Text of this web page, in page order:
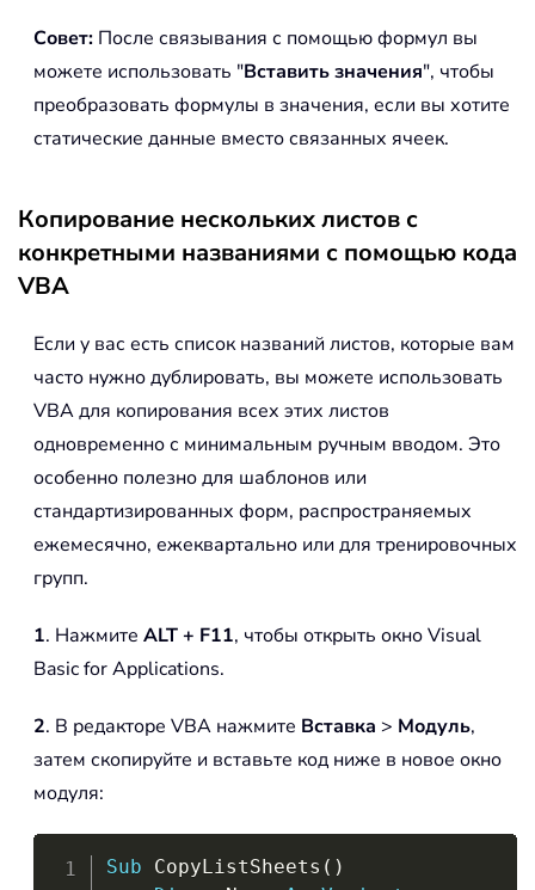
Совет: После связывания с помощью формул вы
можете использовать "Вставить значения", чтобы
преобразовать формулы в значения, если вы хотите
статические данные вместо связанных ячеек.
Копирование нескольких листов с
конкретными названиями с помощью кода
VBA
Если у вас есть список названий листов, которые вам
часто нужно дублировать, вы можете использовать
VBA для копирования всех этих листов
одновременно с минимальным ручным вводом. Это
особенно полезно для шаблонов или
стандартизированных форм, распространяемых
ежемесячно, ежеквартально или для тренировочных
групп.
1. Нажмите ALT + F11, чтобы открыть окно Visual
Basic for Applications.
2. В редакторе VBA нажмите Вставка > Модуль,
затем скопируйте и вставьте код ниже в новое окно
модуля:
Sub CopyListSheets ( )